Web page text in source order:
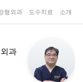
형외과 도수치료 소개
과